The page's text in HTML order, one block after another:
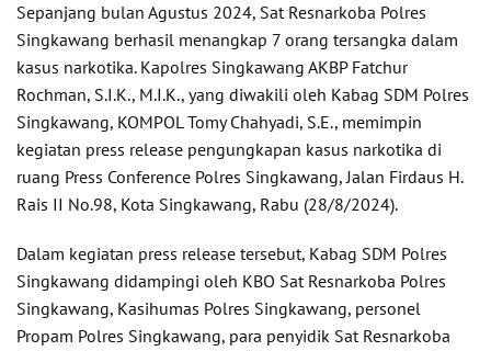
Sepanjang bulan Agustus 2024, Sat Resnarkoba Polres
Singkawang berhasil menangkap 7 orang tersangka dalam
kasus narkotika. Kapolres Singkawang AKBP Fatchur
Rochman, S.I.K., M.I.K., yang diwakili oleh Kabag SDM Polres
Singkawang, KOMPOL Tomy Chahyadi, S.E., memimpin
kegiatan press release pengungkapan kasus narkotika di
ruang Press Conference Polres Singkawang, Jalan Firdaus H.
Rais II No.98, Kota Singkawang, Rabu (28/8/2024).
Dalam kegiatan press release tersebut, Kabag SDM Polres
Singkawang didampingi oleh KBO Sat Resnarkoba Polres
Singkawang, Kasihumas Polres Singkawang, personel
Propam Polres Singkawang, para penyidik Sat Resnarkoba